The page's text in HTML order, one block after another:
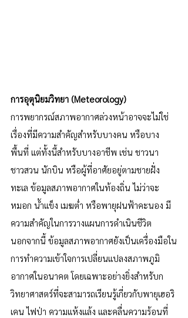
การอุตุนิยมวิทยา (Meteorology)
การพยากรณ์สภาพอากาศล่วงหน้าอาจจะไม่ใช่
เรื่องที่มีความสำคัญสำหรับบางคน หรือบาง
พื้นที่ แต่ทั้งนี้สำหรับบางอาชีพ เช่น ชาวนา
ชาวสวน นักบิน หรือผู้ที่อาศัยอยู่ตามชายฝั่ง
ทะเล ข้อมูลสภาพอากาศในท้องถิ่น ไม่ว่าจะ
หมอก น้ำแข็ง เมฆต่ำ หรือพายุฝนฟ้าคะนอง มี
ความสำคัญในการวางแผนการดำเนินชีวิต
นอกจากนี้ ข้อมูลสภาพอากาศยังเป็นเครื่องมือใน
การทำความเข้าใจการเปลี่ยนแปลงสภาพภูมิ
อากาศในอนาคต โดยเฉพาะอย่างยิ่งสำหรับก
วิทยาศาสตร์ที่จะสามารถเรียนรู้เกี่ยวกับพายุเฮอริ
เคน ไฟป่า ความแห้งแล้ง และคลื่นความร้อนที่